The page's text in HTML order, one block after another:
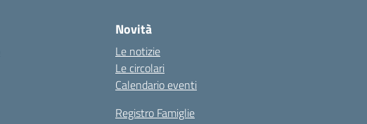
Novità
Le notizie
Le circolari
Calendario eventi
Registro Famiglie